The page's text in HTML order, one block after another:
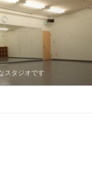
スタジオです